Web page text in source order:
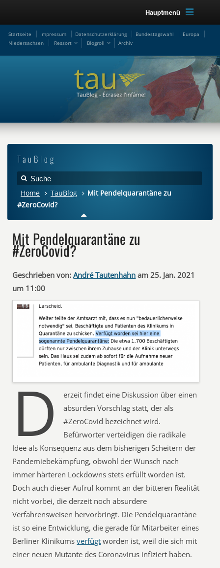
Hauptmenü
Startseite Impressum Datenschutzerklärung Bundestagswahl
Europa
Niedersachsen
Ressort Blogroll Archiv
TauBlog
Home TauBlog
Mit Pendelquarantäne zu
#ZeroCovid?
Mit Pendelquarantäne zu
#ZeroCovid?
Geschrieben von: André Tautenhahn am 25. Jan. 2021
um 11:00
D
erzeit findet eine Diskussion über einen
absurden Vorschlag statt, der als
#ZeroCovid bezeichnet wird.
Befürworter verteidigen die radikale
Idee als Konsequenz aus dem bisherigen Scheitern der
Pandemiebekämpfung, obwohl der Wunsch nach
immer härteren Lockdowns stets erfüllt worden ist.
Doch auch dieser Aufruf kommt an der bitteren Realität
nicht vorbei, die derzeit noch absurdere
Verfahrensweisen hervorbringt. Die Pendelquarantäne
ist so eine Entwicklung, die gerade für Mitarbeiter eines
Berliner Klinikumsverfügt worden ist, weil die sich mit
einer neuen Mutante des Coronavirus infiziert haben.